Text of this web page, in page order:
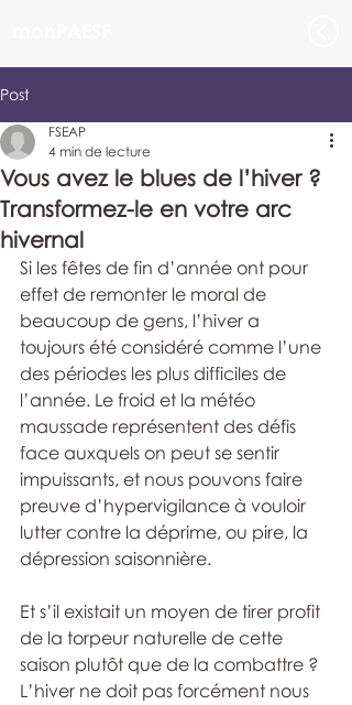
Post
Vous avez le blues de l’hiver ?
Transformez-le en votre arc
hivernal
FSEAP
4 min de lecture
Si les fêtes de fin d’année ont pour
effet de remonter le moral de
beaucoup de gens, l’hiver a
toujours été considéré comme l’une
des périodes les plus difficiles de
l’année. Le froid et la météo
maussade représentent des défis
face auxquels on peut se sentir
impuissants, et nous pouvons faire
preuve d’hypervigilance à vouloir
lutter contre la déprime, ou pire, la
dépression saisonnière.
Et s’il existait un moyen de tirer profit
de la torpeur naturelle de cette
saison plutôt que de la combattre ?
L’hiver ne doit pas forcément nous